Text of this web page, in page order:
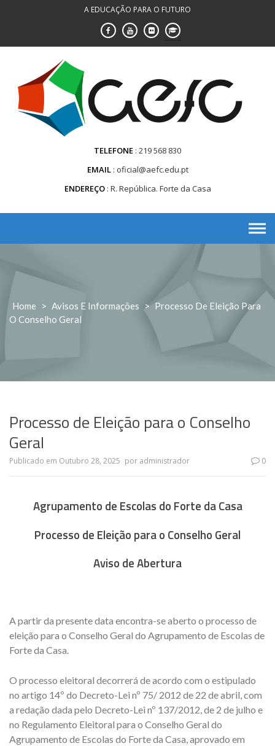
A EDUCAÇÃO PARA O FUTURO
TELEFONE 219 568 830
EMAIL oficial@aefc.edu.pt
ENDEREÇO R. República. Forte da Casa
Home > Avisos E Informações > Processo De Eleição Para
O Conselho Geral
Processo de Eleição para o Conselho
Geral
Publicado em Outubro 28, 2025 por administrador 0
Agrupamento de Escolas do Forte da Casa
Processo de Eleição para o Conselho Geral
Aviso de Abertura
A partir da presente data encontra-se aberto o processo de
eleição para o Conselho Geral do Agrupamento de Escolas de
Forte da Casa.
O processo eleitoral decorrerá de acordo com o estipulado
no artigo 14º do Decreto-Lei nº 75/ 2012 de 22 de abril, com
a redação dada pelo Decreto-Lei nº 137/2012, de 2 de julho e
no Regulamento Eleitoral para o Conselho Geral do
Agrupamento de Escolas do Forte da Casa, aprovado em